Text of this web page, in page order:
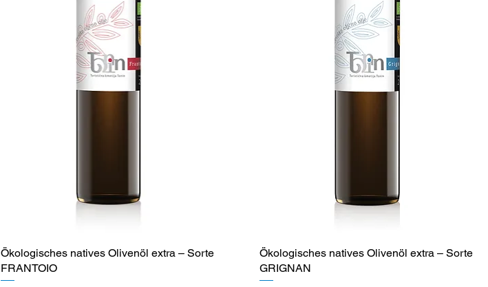
Schnellansicht
Ökologisches natives Olivenöl extra – Sorte
FRANTOIO
Schnellansicht
Ökologisches natives Olivenöl extra – Sorte
GRIGNAN